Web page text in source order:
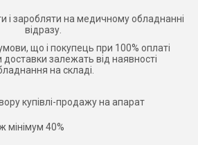
і заробляти на медичному обладнанні
відразу.
що і покупець при 100% оплаті
доставки залежать від наявності
на складі.
купівлі-продажу на апарат
мінімум 40%